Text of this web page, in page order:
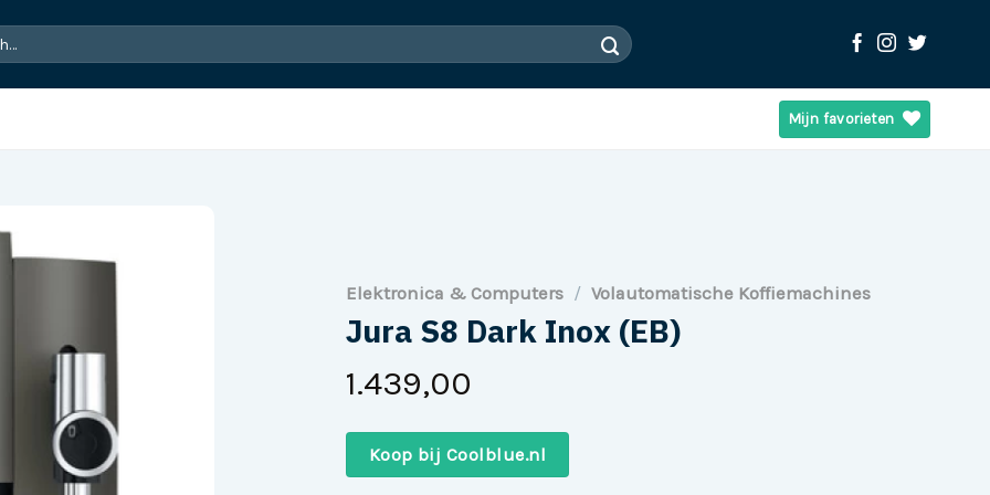
Mijn favorieten
Elektronica & Computers / Volautomatische Koffiemachines
Jura S8 Dark Inox (EB)
1.439,00
Koop bij Coolblue.nl